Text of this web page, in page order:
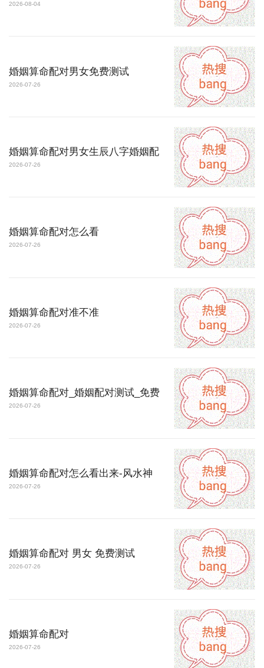
2026-08-04
婚姻算命配对男女免费测试
2026-07-26
婚姻算命配对男女生辰八字婚姻配
2026-07-26
婚姻算命配对怎么看
2026-07-26
婚姻算命配对准不准
2026-07-26
婚姻算命配对_婚姻配对测试_免费
2026-07-26
婚姻算命配对怎么看出来-风水神
2026-07-26
婚姻算命配对 男女 免费测试
2026-07-26
婚姻算命配对
2026-07-26